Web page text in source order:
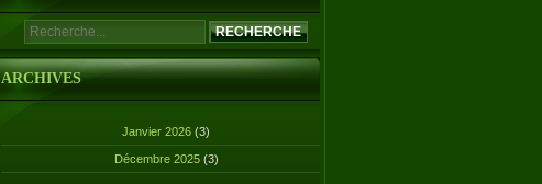
ARCHIVES
Janvier 2026 (3)
Décembre 2025 (3)